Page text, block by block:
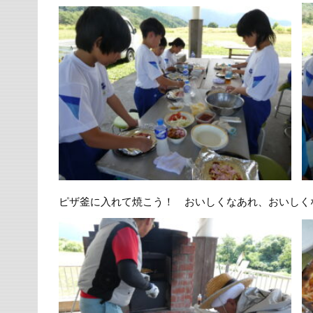
ピザ釜に入れて焼こう！ おいしくなあれ、おいしく